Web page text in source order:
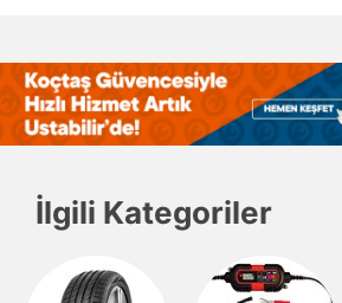
İlgili Kategoriler